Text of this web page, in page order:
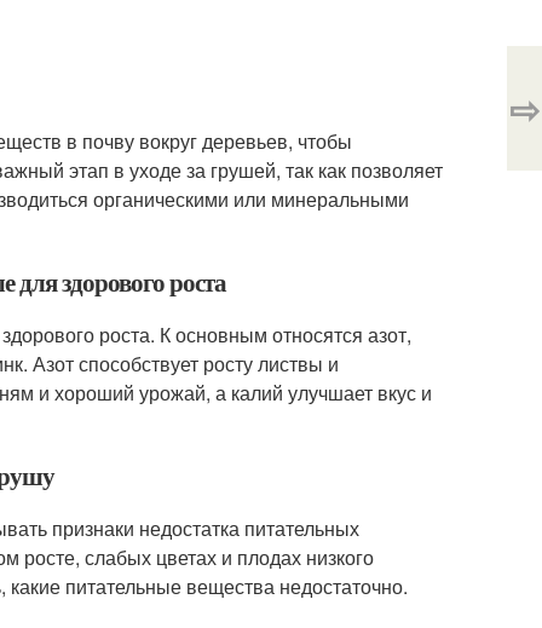
в почву вокруг деревьев, чтобы
этап в уходе за грушей, так как позволяет
органическими или минеральными
здорового роста
роста. К основным относятся азот,
Азот способствует росту листвы и
и хороший урожай, а калий улучшает вкус и
признаки недостатка питательных
слабых цветах и плодах низкого
питательные вещества недостаточно.
⇨